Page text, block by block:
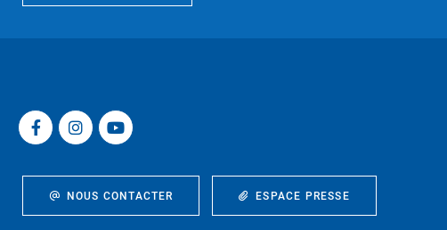
NOUS CONTACTER ESPACE PRESSE